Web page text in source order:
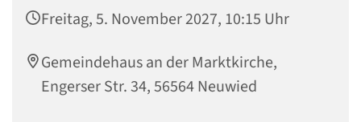
Freitag, 5. November 2027, 10:15 Uhr
Gemeindehaus an der Marktkirche,
Engerser Str. 34, 56564 Neuwied